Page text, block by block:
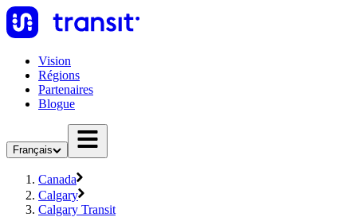
Vision
Régions
Partenaires
Blogue
Français
Canada
Calgary
Calgary Transit